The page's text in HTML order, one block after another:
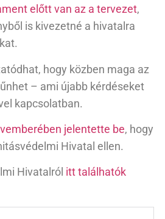
előtt van az a tervezet,
is kivezetné a hivatalra
hogy közben maga az
– ami újabb kérdéseket
kapcsolatban.
jelentette be, hogy
Hivatal ellen.
Hivatalról itt találhatók